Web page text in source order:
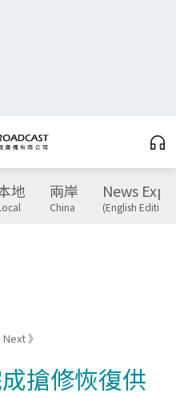
地 兩岸
China
News
(English Edition)
》
搶修恢復供